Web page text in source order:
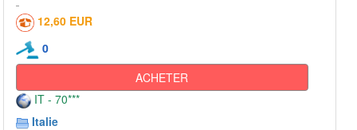
12,60 EUR
0
ACHETER
IT - 70***
Italie